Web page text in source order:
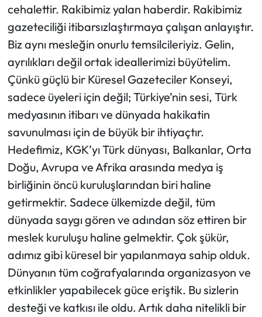
cehalettir. Rakibimiz yalan haberdir. Rakibimiz
gazeteciliği itibarsızlaştırmaya çalışan anlayıştır.
Biz aynı mesleğin onurlu temsilcileriyiz. Gelin,
ayrılıkları değil ortak ideallerimizi büyütelim.
Çünkü güçlü bir Küresel Gazeteciler Konseyi,
sadece üyeleri için değil; Türkiye’nin sesi, Türk
medyasının itibarı ve dünyada hakikatin
savunulması için de büyük bir ihtiyaçtır.
Hedefimiz, KGK’yı Türk dünyası, Balkanlar, Orta
Doğu, Avrupa ve Afrika arasında medya iş
birliğinin öncü kuruluşlarından biri haline
getirmektir. Sadece ülkemizde değil, tüm
dünyada saygı gören ve adından söz ettiren bir
meslek kuruluşu haline gelmektir. Çok şükür,
adımız gibi küresel bir yapılanmaya sahip olduk.
Dünyanın tüm coğrafyalarında organizasyon ve
etkinlikler yapabilecek güce eriştik. Bu sizlerin
desteği ve katkısı ile oldu. Artık daha nitelikli bir